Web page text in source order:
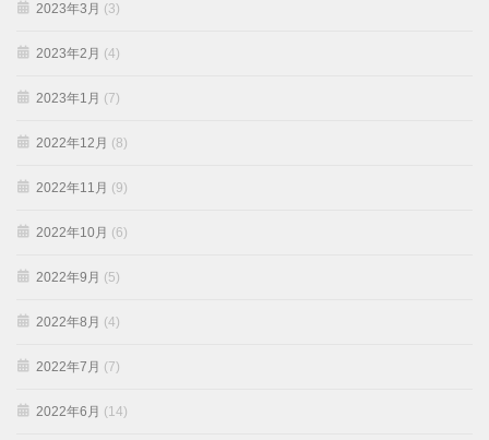
2023年3月 (3)
2023年2月 (4)
2023年1月 (7)
2022年12月 (8)
2022年11月 (9)
2022年10月 (6)
2022年9月 (5)
2022年8月 (4)
2022年7月 (7)
2022年6月 (14)